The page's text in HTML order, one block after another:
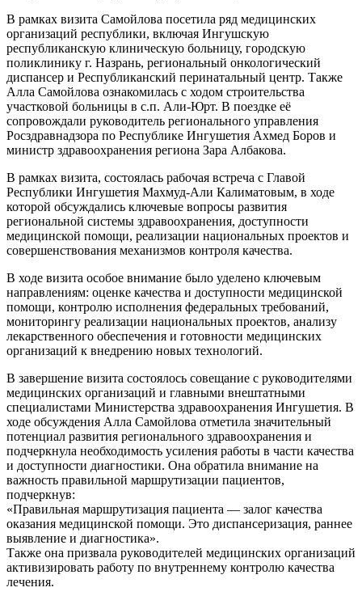
В рамках визита Самойлова посетила ряд медицинских
организаций республики, включая Ингушскую
республиканскую клиническую больницу, городскую
поликлинику г. Назрань, региональный онкологический
диспансер и Республиканский перинатальный центр. Также
Алла Самойлова ознакомилась с ходом строительства
участковой больницы в с.п. Али-Юрт. В поездке её
сопровождали руководитель регионального управления
Росздравнадзора по Республике Ингушетия Ахмед Боров и
министр здравоохранения региона Зара Албакова.
В рамках визита, состоялась рабочая встреча с Главой
Республики Ингушетия Махмуд-Али Калиматовым, в ходе
которой обсуждались ключевые вопросы развития
региональной системы здравоохранения, доступности
медицинской помощи, реализации национальных проектов и
совершенствования механизмов контроля качества.
В ходе визита особое внимание было уделено ключевым
направлениям: оценке качества и доступности медицинской
помощи, контролю исполнения федеральных требований,
мониторингу реализации национальных проектов, анализу
лекарственного обеспечения и готовности медицинских
организаций к внедрению новых технологий.
В завершение визита состоялось совещание с руководителями
медицинских организаций и главными внештатными
специалистами Министерства здравоохранения Ингушетия. В
ходе обсуждения Алла Самойлова отметила значительный
потенциал развития регионального здравоохранения и
подчеркнула необходимость усиления работы в части качества
и доступности диагностики. Она обратила внимание на
важность правильной маршрутизации пациентов,
подчеркнув:
«Правильная маршрутизация пациента — залог качества
оказания медицинской помощи. Это диспансеризация, раннее
выявление и диагностика».
Также она призвала руководителей медицинских организаций
активизировать работу по внутреннему контролю качества
лечения.